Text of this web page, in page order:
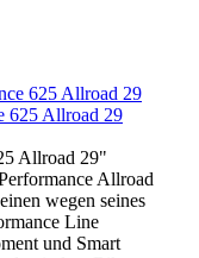
625 Allroad 29
Allroad 29"
Allroad
wegen seines
Line
und Smart